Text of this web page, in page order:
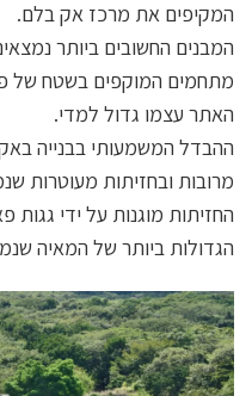
המקיפים את מרכז אק בלם.
המבנים החשובים ביותר
מתחמים המוקפים בשטח של
האתר עצמו גדול למדי.
ההבדל המשמעותי בבנייה
מרובות ובחזיתות מעוטרות
החזיתות מוגנות על ידי
הגדולות ביותר של המאיה